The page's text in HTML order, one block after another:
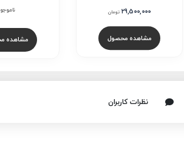
29,500,000 تومان
مشاهده محصول مشاهده
نظرات کاربران